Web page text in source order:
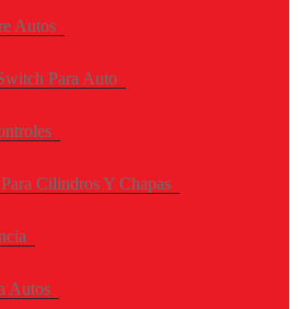
Autos
Para Auto
Cilindros Y Chapas
Autos